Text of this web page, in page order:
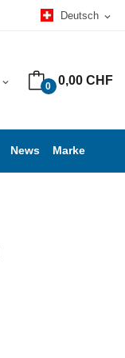
Deutsch expand_more
0 0,00 CHF
expand_more
News Marke